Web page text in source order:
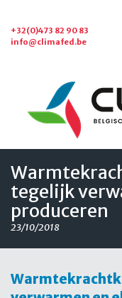
+32(0)473 82 90 83
info@climafed.be
tegelijk
produceren
23/10/2018